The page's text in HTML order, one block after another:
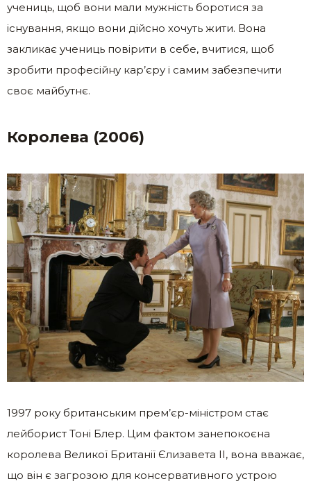
учениць, щоб вони мали мужність боротися за
існування, якщо вони дійсно хочуть жити. Вона
закликає учениць повірити в себе, вчитися, щоб
зробити професійну кар’єру і самим забезпечити
своє майбутнє.
Королева (2006)
1997 року британським прем’єр-міністром стає
лейборист Тоні Блер. Цим фактом занепокоєна
королева Великої Британії Єлизавета ІІ, вона вважає,
що він є загрозою для консервативного устрою